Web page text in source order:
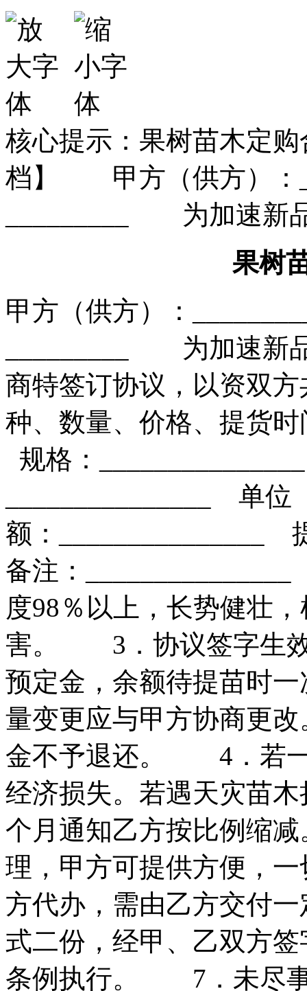
核心提示：果树苗木定
档】 甲方（供方）：
_________ 为加速新
果树
甲方（供方）：
_________ 为加速新
商特签订协议，以资双
种、数量、价格、提货
规格：
_______________ 单
额：_______________
备注：
度98％以上，长势健壮
害。 3．协议签字生效
预定金，余额待提苗时
量变更应与甲方协商更
金不予退还。 4．若一
经济损失。若遇天灾苗
个月通知乙方按比例缩
理，甲方可提供方便，
方代办，需由乙方交付
式二份，经甲、乙双方
条例执行。 7．未尽